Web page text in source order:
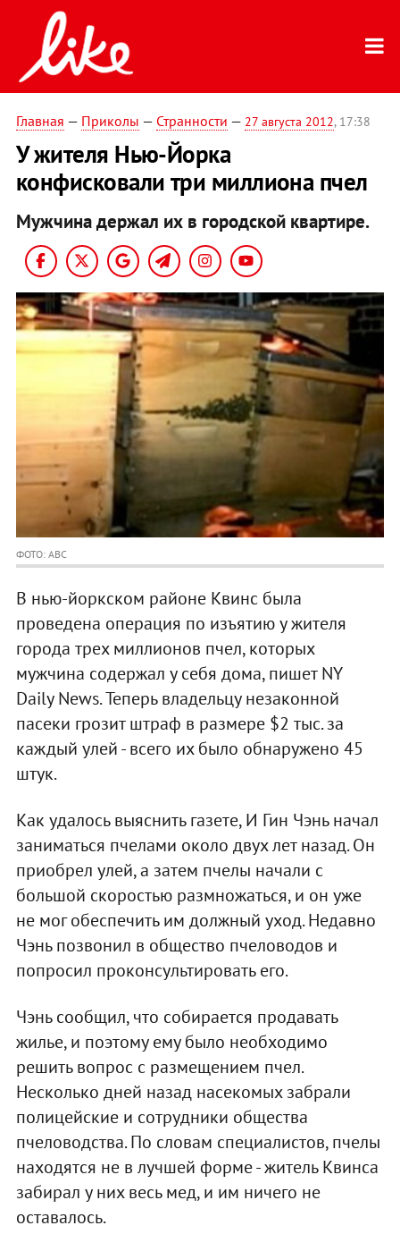
Главная — Приколы — Странности — 27 августа 2012, 17:38
У жителя Нью-Йорка
конфисковали три миллиона пчел
Мужчина держал их в городской квартире.
ФОТО: ABC
В нью-йоркском районе Квинс была
проведена операция по изъятию у жителя
города трех миллионов пчел, которых
мужчина содержал у себя дома, пишет NY
Daily News. Теперь владельцу незаконной
пасеки грозит штраф в размере $2 тыс. за
каждый улей - всего их было обнаружено 45
штук.
Как удалось выяснить газете, И Гин Чэнь начал
заниматься пчелами около двух лет назад. Он
приобрел улей, а затем пчелы начали с
большой скоростью размножаться, и он уже
не мог обеспечить им должный уход. Недавно
Чэнь позвонил в общество пчеловодов и
попросил проконсультировать его.
Чэнь сообщил, что собирается продавать
жилье, и поэтому ему было необходимо
решить вопрос с размещением пчел.
Несколько дней назад насекомых забрали
полицейские и сотрудники общества
пчеловодства. По словам специалистов, пчелы
находятся не в лучшей форме - житель Квинса
забирал у них весь мед, и им ничего не
оставалось.